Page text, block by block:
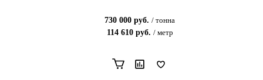
730 000 руб. / тонна
114 610руб. / метр